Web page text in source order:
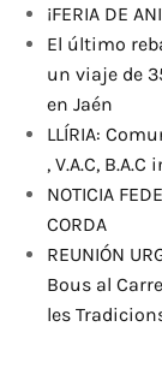
¡FERIA DE
El último
un viaje de
en Jaén
LLÍRIA:
, V.A.C,
NOTICIA
CORDA
REUNIÓN
Bous al
les